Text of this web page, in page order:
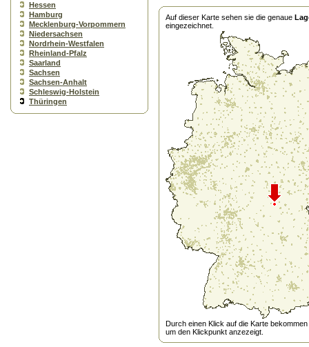
Hessen
Hamburg
Mecklenburg-Vorpommern
Niedersachsen
Nordrhein-Westfalen
Rheinland-Pfalz
Saarland
Sachsen
Sachsen-Anhalt
Schleswig-Holstein
Thüringen
Auf dieser Karte sehen sie die genaue
eingezeichnet.
Durch einen Klick auf die Karte
um den Klickpunkt anzezeigt.